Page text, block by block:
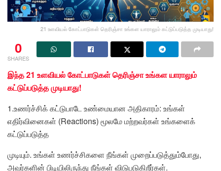
21 உளவியல் கோட்பாடுகள் தெரிஞ்சா உங்கள யாராலும் கட்டுப்படுத்த முடியாது!
0
SHARES
இந்த 21 உளவியல் கோட்பாடுகள் தெரிஞ்சா உங்கள யாராலும்
கட்டுப்படுத்த முடியாது!
1.உணர்ச்சிக் கட்டுபாடே உண்மையான அதிகாரம்: உங்கள்
எதிர்வினைகள் (Reactions) மூலமே மற்றவர்கள் உங்களைக்
கட்டுப்படுத்த
முடியும். உங்கள் உணர்ச்சிகளை நீங்கள் முறைப்படுத்தும்போது,
அவர்களின் பிடியிலிருந்து நீங்கள் விடுபடுகிறீர்கள்.